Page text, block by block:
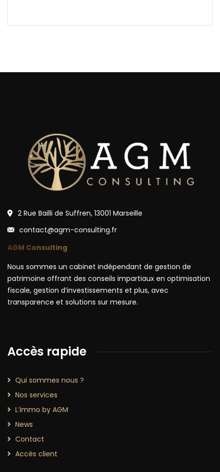
2 Rue Bailli de Suffren, 13001 Marseille
contact@agm-consulting.fr
AGM Consulting
Nous sommes un cabinet indépendant de gestion de
patrimoine offrant des conseils impartiaux en optimisation
fiscale, gestion d’investissements et plus, avec
transparence et solutions sur mesure.
Accès rapide
Qui sommes nous ?
Nos services
L’immo by AGM
News
Contact
Accès client